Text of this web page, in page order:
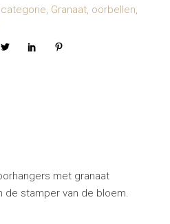
, Granaat, oorbellen,
met granaat
de stamper van de bloem.